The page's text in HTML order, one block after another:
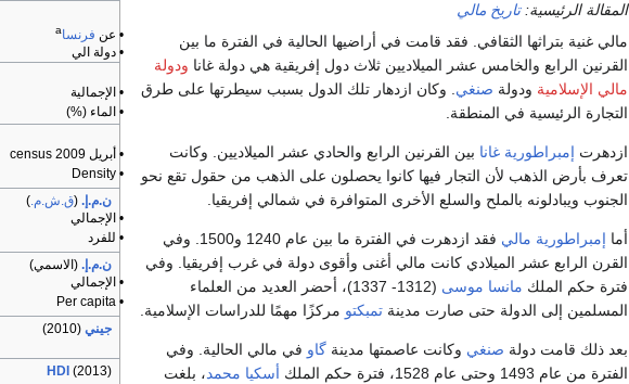
• عن فرنساa
• دولة الي
• الإجمالية
• الماء (%)
• أبريل 2009 census
• Density
ن.م.إ. (ق.ش.م.)
• الإجمالي
• للفرد
ن.م.إ. (الاسمي)
• الإجمالي
• Per capita
جيني (2010)
HDI (2013)
المقالة الرئيسية:تاريخ مالي
مالي غنية بتراثها الثقافي. فقد قامت في أراضيها الحالية في الفترة ما بين
القرنين الرابع والخامس عشر الميلاديين ثلاث دول إفريقية هي دولة غانا ودولة
مالي الإسلامية ودولة صنغي. وكان ازدهار تلك الدول بسبب سيطرتها على طرق
التجارة الرئيسية في المنطقة.
ازدهرت إمبراطورية غانا بين القرنين الرابع والحادي عشر الميلاديين. وكانت
تعرف بأرض الذهب لأن التجار فيها كانوا يحصلون على الذهب من حقول تقع نحو
الجنوب ويبادلونه بالملح والسلع الأخرى المتوافرة في شمالي إفريقيا.
أما إمبراطورية مالي
فقد ازدهرت في الفترة ما بين عام 1240 و1500. وفي
القرن الرابع عشر الميلادي كانت مالي أغنى وأقوى دولة في غرب إفريقيا. وفي
فترة حكم الملك مانسا موسى
(1312- 1337)، أحضر العديد من العلماء
المسلمين إلى الدولة حتى صارت مدينة تمبكتو مركزًا مهمًا للدراسات الإسلامية.
بعد ذلك قامت دولة صنغي وكانت عاصمتها مدينة گاو في مالي الحالية. وفي
الفترة من عام 1493 وحتى عام 1528، فترة حكم الملك
أسكيا محمد، بلغت